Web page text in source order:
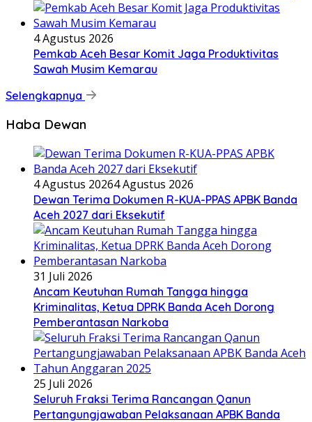
4 Agustus 2026
Pemkab Aceh Besar Komit Jaga Produktivitas
Sawah Musim Kemarau
Selengkapnya
Haba Dewan
4 Agustus 20264 Agustus 2026
Dewan Terima Dokumen R-KUA-PPAS APBK Banda
Aceh 2027 dari Eksekutif
31 Juli 2026
Ancam Keutuhan Rumah Tangga hingga
Kriminalitas, Ketua DPRK Banda Aceh Dorong
Pemberantasan Narkoba
25 Juli 2026
Seluruh Fraksi Terima Rancangan Qanun
Pertangungjawaban Pelaksanaan APBK Banda